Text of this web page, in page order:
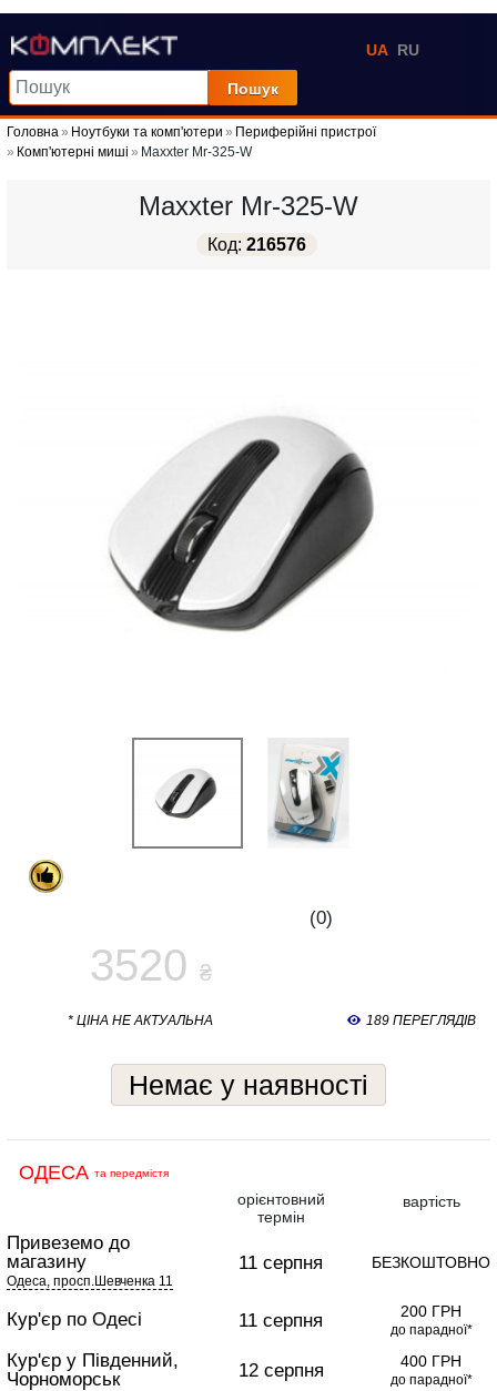
UA RU
Пошук
Головна Ноутбуки та комп'ютери
Периферійні пристрої
Комп'ютерні миші
Maxxter Mr-325-W
Maxxter Mr-325-W
Код: 216576
(0)
3520 ₴
* ЦІНА НЕ АКТУАЛЬНА 189 ПЕРЕГЛЯДІВ
Немає у наявності
ОДЕСА та передмістя
орієнтовний
термін
вартість
Привеземо до
магазину
Одеса, просп.Шевченка 11
Кур'єр по Одесі
Кур'єр у Південний,
Чорноморськ
11 серпня
11 серпня
12 серпня
БЕЗКОШТОВНО
200 ГРН
до парадної*
400 ГРН
до парадної*